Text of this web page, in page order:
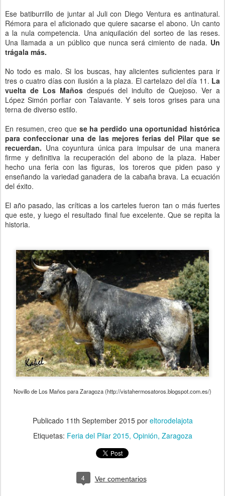
Ese batiburrillo de juntar al Juli con Diego Ventura es antinatural.
Rémora para el aficionado que quiere sacarse el abono. Un canto
a la nula competencia. Una aniquilación del sorteo de las reses.
Una llamada a un público que nunca será cimiento de nada. Un
trágala más.
No todo es malo. Si los buscas, hay alicientes suficientes para ir
tres o cuatro días con ilusión a la plaza. El cartelazo del día 11. La
vuelta de Los Maños después del indulto de Quejoso. Ver a
López Simón porfiar con Talavante. Y seis toros grises para una
terna de diverso estilo.
En resumen, creo que se ha perdido una oportunidad histórica
para confeccionar una de las mejores ferias del Pilar que se
recuerdan. Una coyuntura única para impulsar de una manera
firme y definitiva la recuperación del abono de la plaza. Haber
hecho una feria con las figuras, los toreros que piden paso y
enseñando la variedad ganadera de la cabaña brava. La ecuación
del éxito.
El año pasado, las críticas a los carteles fueron tan o más fuertes
que este, y luego el resultado final fue excelente. Que se repita la
historia.
Novillo de Los Maños para Zaragoza (http://vistahermosatoros.blogspot.com.es/)
Publicado 11th September 2015por eltorodelajota
Etiquetas: Feria del Pilar 2015 Opinión Zaragoza
4 Ver comentarios